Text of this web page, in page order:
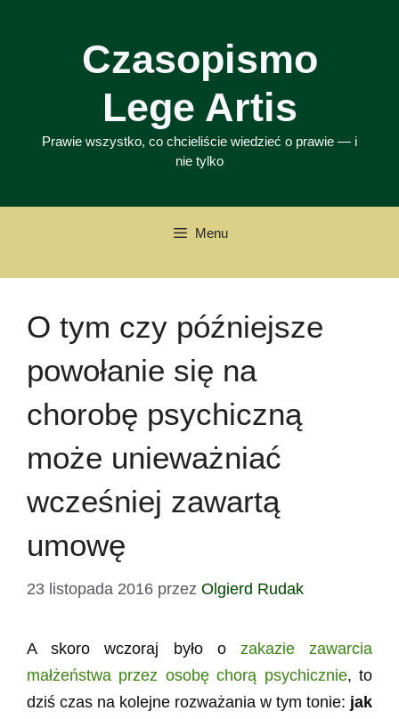
Czasopismo
Lege Artis
Prawie wszystko, co chcieliście wiedzieć o prawie — i
nie tylko
Menu
O tym czy późniejsze
powołanie się na
chorobę psychiczną
może unieważniać
wcześniej zawartą
umowę
23 listopada 2016 przez Olgierd Rudak
A skoro wczoraj było o zakazie zawarcia
małżeństwa przez osobę chorą psychicznie, to
dziś czas na kolejne rozważania w tym tonie: jak